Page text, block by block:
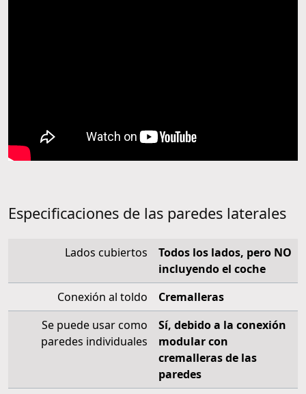
Especificaciones de las paredes laterales
Lados cubiertos
Todos los lados, pero NO
incluyendo el coche
Conexión al toldo
Cremalleras
Se puede usar como
paredes individuales
Sí, debido a la conexión
modular con
cremalleras de las
paredes